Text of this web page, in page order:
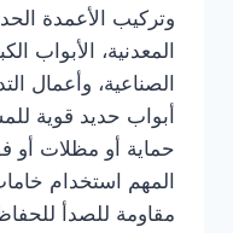
وتركيب الأعمدة
المعدنية، الأبواب
الصناعية، وأعمال
أبواب حديد قوية
حماية أو مظلات أو
المهم استخدام
مقاومة للصدأ